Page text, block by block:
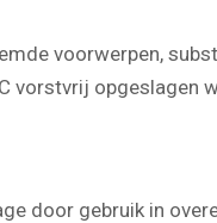
voorwerpen,
vorstvrij opgeslagen
door gebruik in